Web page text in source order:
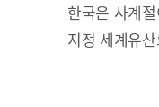
한국은 사계
지정 세계유